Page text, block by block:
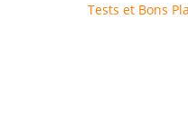
Tests et Bons